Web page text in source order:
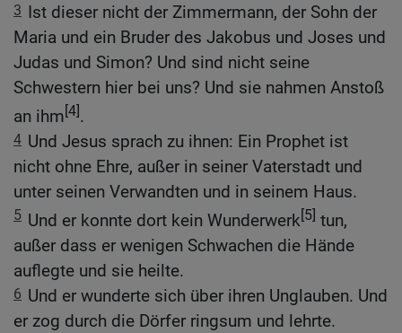
3 Ist dieser nicht der Zimmermann, der Sohn der
Maria und ein Bruder des Jakobus und Joses und
Judas und Simon? Und sind nicht seine
Schwestern hier bei uns? Und sie nahmen Anstoß
an ihm[4].
4 Und Jesus sprach zu ihnen: Ein Prophet ist
nicht ohne Ehre, außer in seiner Vaterstadt und
unter seinen Verwandten und in seinem Haus.
5 Und er konnte dort kein Wunderwerk[5] tun,
außer dass er wenigen Schwachen die Hände
auflegte und sie heilte.
6 Und er wunderte sich über ihren Unglauben. Und
er zog durch die Dörfer ringsum und lehrte.